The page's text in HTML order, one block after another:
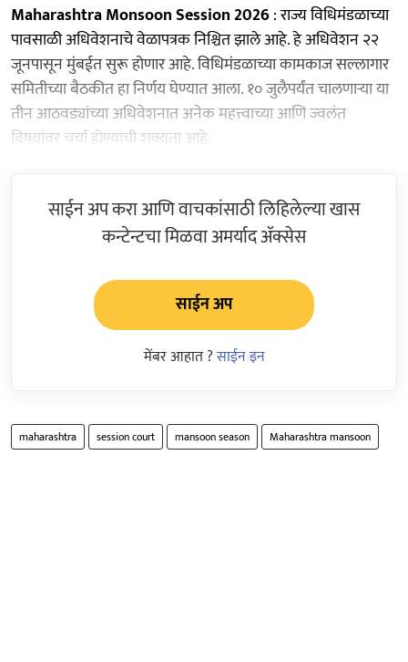
Maharashtra Monsoon Session 2026: राज्य विधिमंडळाच्या
पावसाळी अधिवेशनाचे वेळापत्रक निश्चित झाले आहे. हे अधिवेशन २२
जूनपासून मुंबईत सुरू होणार आहे. विधिमंडळाच्या कामकाज सल्लागार
समितीच्या बैठकीत हा निर्णय घेण्यात आला. १० जुलैपर्यंत चालणाऱ्या या
तीन आठवड्यांच्या अधिवेशनात अनेक महत्त्वाच्या आणि ज्वलंत
विषयांवर चर्चा होण्याची शक्यता आहे.
साईन अप करा आणि वाचकांसाठी लिहिलेल्या खास
कन्टेन्टचा मिळवा अमर्याद ॲक्सेस
साईन अप
मेंबर आहात ?साईन इन
maharashtra session court mansoon season Maharashtra mansoon